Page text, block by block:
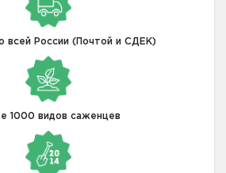
всей России (Почтой и СДЕК)
1000 видов саженцев